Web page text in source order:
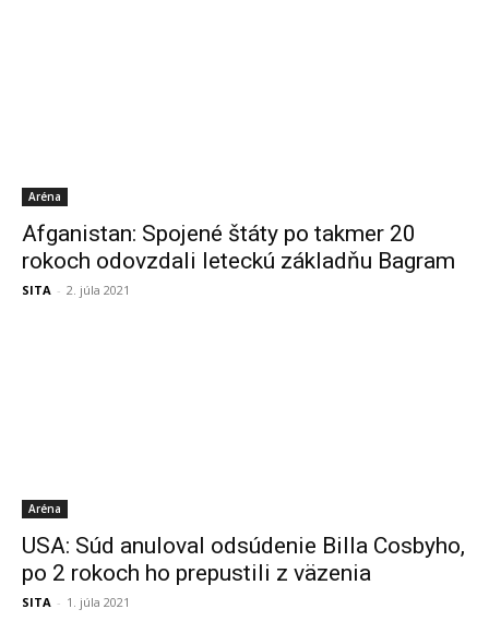
Aréna
Afganistan: Spojené štáty po takmer 20
rokoch odovzdali leteckú základňu Bagram
SITA - 2. júla 2021
Aréna
USA: Súd anuloval odsúdenie Billa Cosbyho,
po 2 rokoch ho prepustili z väzenia
SITA - 1. júla 2021